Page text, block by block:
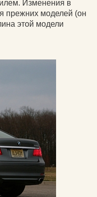
Изменения в
прежних моделей (он
этой модели